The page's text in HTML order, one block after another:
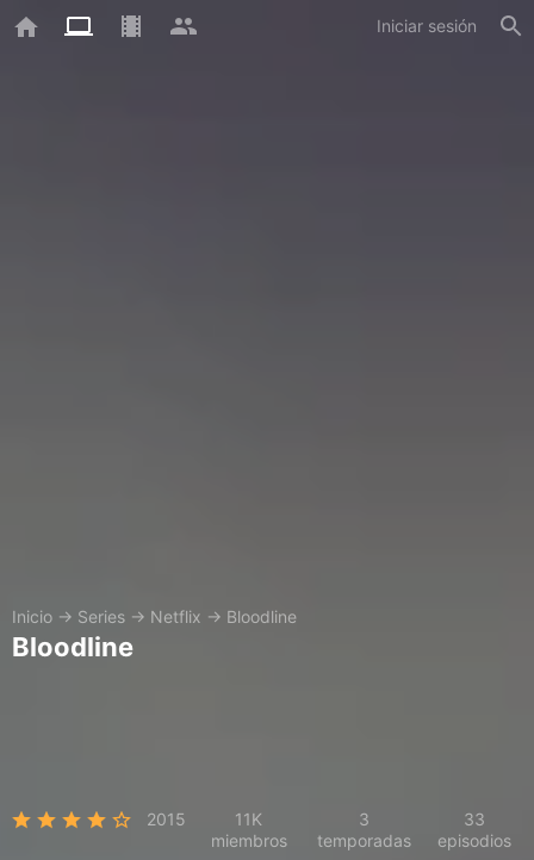
Iniciar sesión
Inicio → Series → Netflix → Bloodline
Bloodline
2015
11K
miembros
3
temporadas
33
episodios